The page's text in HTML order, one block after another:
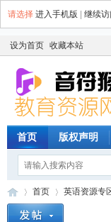
请选择 进入手机版 继续
设为首页 收藏本站
首页 版权声明
首页 英语资源专